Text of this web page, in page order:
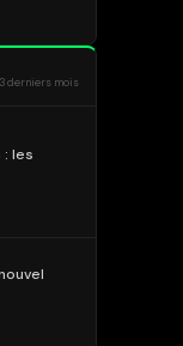
3 derniers mois
les